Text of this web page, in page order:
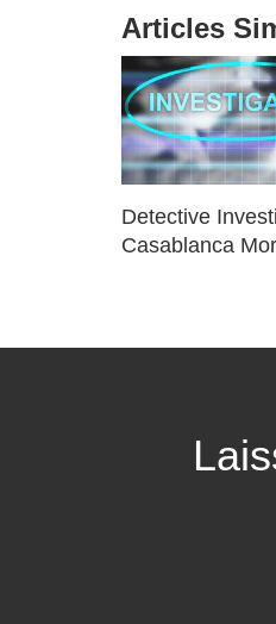
Articles
Detective
Casablanca